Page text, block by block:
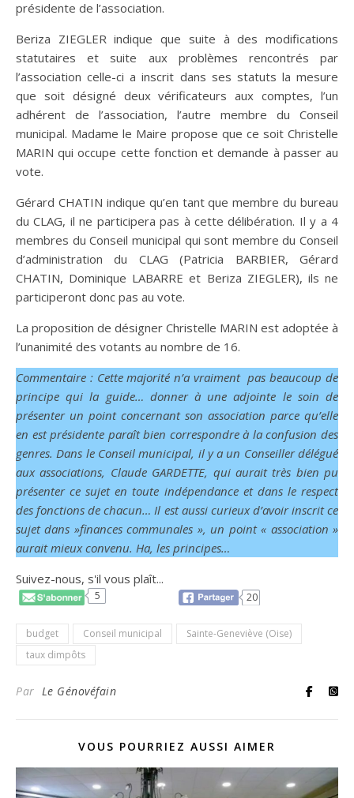
présidente de l’association.
Beriza ZIEGLER indique que suite à des modifications
statutaires et suite aux problèmes rencontrés par
l’association celle-ci a inscrit dans ses statuts la mesure
que soit désigné deux vérificateurs aux comptes, l’un
adhérent de l’association, l’autre membre du Conseil
municipal. Madame le Maire propose que ce soit Christelle
MARIN qui occupe cette fonction et demande à passer au
vote.
Gérard CHATIN indique qu’en tant que membre du bureau
du CLAG, il ne participera pas à cette délibération. Il y a 4
membres du Conseil municipal qui sont membre du Conseil
d’administration du CLAG (Patricia BARBIER, Gérard
CHATIN, Dominique LABARRE et Beriza ZIEGLER), ils ne
participeront donc pas au vote.
La proposition de désigner Christelle MARIN est adoptée à
l’unanimité des votants au nombre de 16.
Commentaire : Cette majorité n’a vraiment pas beaucoup de
principe qui la guide… donner à une adjointe le soin de
présenter un point concernant son association parce qu’elle
en est présidente paraît bien correspondre à la confusion des
genres. Dans le Conseil municipal, il y a un Conseiller délégué
aux associations, Claude GARDETTE, qui aurait très bien pu
présenter ce sujet en toute indépendance et dans le respect
des fonctions de chacun… Il est aussi curieux d’avoir inscrit ce
sujet dans »finances communales », un point « association »
aurait mieux convenu. Ha, les principes…
Suivez-nous, s'il vous plaît...
5 20
budget Conseil municipal
Sainte-Geneviève (Oise)
taux dimpôts
Par Le Génovéfain
VOUS POURRIEZ AUSSI AIMER